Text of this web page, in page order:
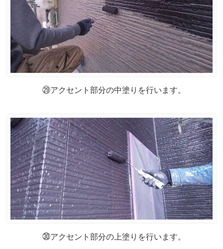
㉙アクセント部分の中塗りを行います。
㉚アクセント部分の上塗りを行います。